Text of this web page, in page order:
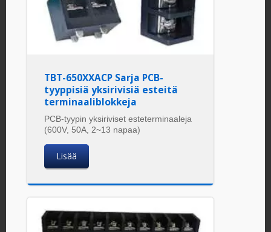
TBT-650XXACP Sarja PCB-
tyyppisiä yksirivisiä esteitä
terminaaliblokkeja
PCB-tyypin yksiriviset esteterminaaleja
(600V, 50A, 2~13 napaa)
Lisää